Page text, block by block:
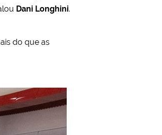
Dani Longhini.
do que as